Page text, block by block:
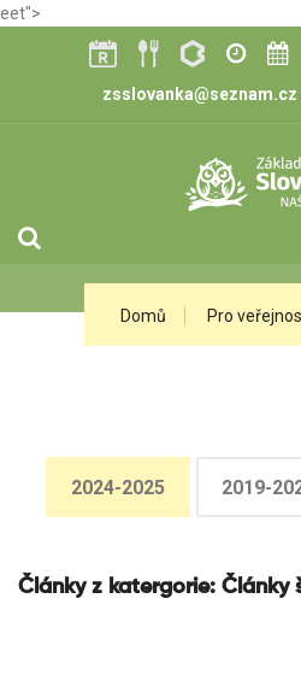
eet">
zsslovanka@seznam.cz
Domů Pro
2024-2025 2019-
Články z katergorie: Články